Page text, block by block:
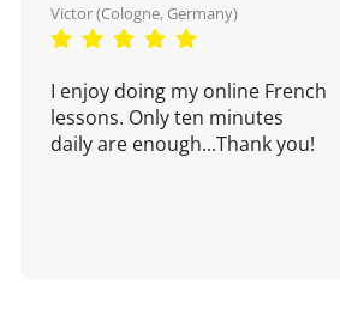
Victor (Cologne, Germany)
I enjoy doing my online French
lessons. Only ten minutes
daily are enough...Thank you!